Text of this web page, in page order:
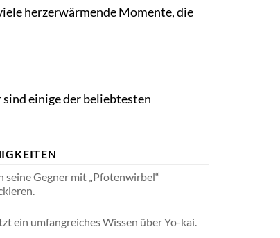
herzerwärmende Momente, die
einige der beliebtesten
seine Gegner mit „Pfotenwirbel“
ein umfangreiches Wissen über Yo-kai.